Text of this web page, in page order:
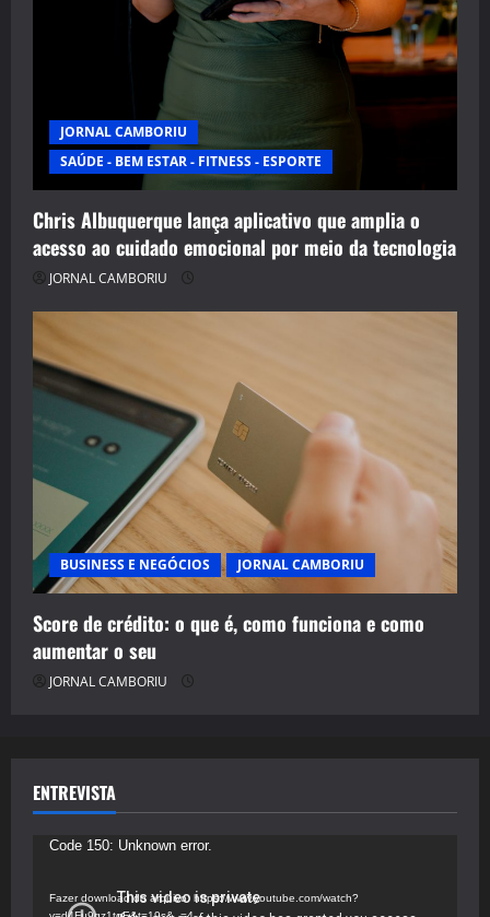
JORNAL CAMBORIU
SAÚDE - BEM ESTAR - FITNESS - ESPORTE
Chris Albuquerque lança aplicativo que amplia o
acesso ao cuidado emocional por meio da tecnologia
JORNAL CAMBORIU
BUSINESS E NEGÓCIOS JORNAL CAMBORIU
Score de crédito: o que é, como funciona e como
aumentar o seu
JORNAL CAMBORIU
ENTREVISTA
Tocador
vídeo
Code 150: Unknown error.
Fazer download do arquivo: https://www.youtube.com/watch?